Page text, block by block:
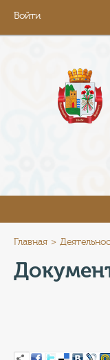
Войти
АДМИНИСТРАЦИЯ
ПРЕСС-ЦЕНТР
ТУРИСТАМ
Главная